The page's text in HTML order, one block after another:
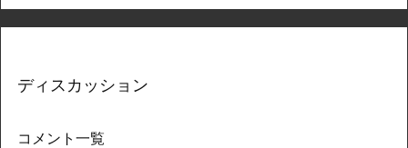
ディスカッション
コメント一覧